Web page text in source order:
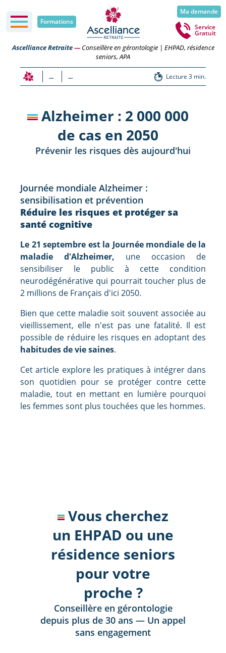
Formations
Ma demande
Service
Gratuit
Ascelliance Retraite—Conseillère en gérontologie | EHPAD, résidence
seniors, APA
... ... Lecture 3 min.
Alzheimer : 2 000 000
de cas en 2050
Prévenir les risques dès aujourd'hui
Journée mondiale Alzheimer :
sensibilisation et prévention
Réduire les risques et protéger sa
santé cognitive
Le 21 septembre est la Journée mondiale de la
maladie d'Alzheimer, une occasion de
sensibiliser le public à cette condition
neurodégénérative qui pourrait toucher plus de
2 millions de Français d'ici 2050.
Bien que cette maladie soit souvent associée au
vieillissement, elle n'est pas une fatalité. Il est
possible de réduire les risques en adoptant des
habitudes de vie saines.
Cet article explore les pratiques à intégrer dans
son quotidien pour se protéger contre cette
maladie, tout en mettant en lumière pourquoi
les femmes sont plus touchées que les hommes.
Vous cherchez
un EHPAD ou une
résidence seniors
pour votre
proche ?
Conseillère en gérontologie
depuis plus de 30 ans — Un appel
sans engagement